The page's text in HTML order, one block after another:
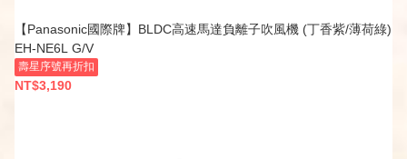
【Panasonic國際牌】BLDC高速馬達負離子吹風機 (丁香紫/薄荷綠)
EH-NE6L G/V
壽星序號再折扣
NT$3,190